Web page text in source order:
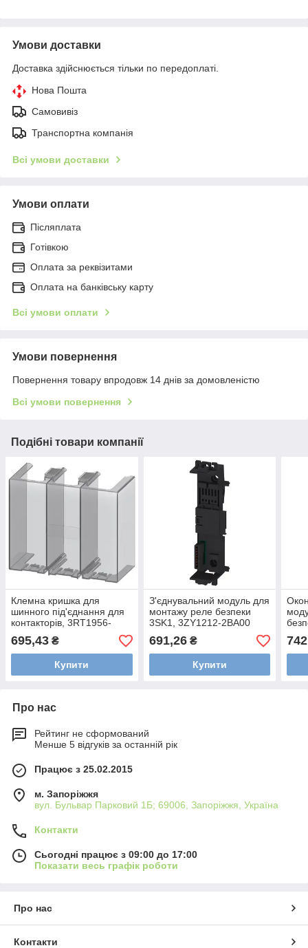
Умови доставки
Доставка здійснюється тільки по передоплаті.
Нова Пошта
Самовивіз
Транспортна компанія
Всі умови доставки
Умови оплати
Післяплата
Готівкою
Оплата за реквізитами
Оплата на банківську карту
Всі умови оплати
Умови повернення
Повернення товару впродовж 14 днів за домовленістю
Всі умови повернення
Подібні товари компанії
Клемна кришка для
шинного під'єднання для
контакторів, 3RT1956-
4EA1
695,43 ₴
Купити
З'єднувальний модуль для
монтажу реле безпеки
3SK1, 3ZY1212-2BA00
691,26₴
Купити
Про нас
Рейтинг не сформований
Менше 5 відгуків за останній рік
Працює з 25.02.2015
м. Запоріжжя
вул. Бульвар Парковий 1Б; 69006, Запоріжжя, Україна
Контакти
Сьогодні працює з 09:00 до 17:00
Показати весь графік роботи
Про нас
Контакти